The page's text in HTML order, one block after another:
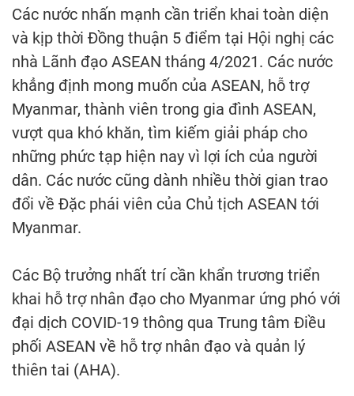
Các nước nhấn mạnh cần triển khai toàn diện
và kịp thời Đồng thuận 5 điểm tại Hội nghị các
nhà Lãnh đạo ASEAN tháng 4/2021. Các nước
khẳng định mong muốn của ASEAN, hỗ trợ
Myanmar, thành viên trong gia đình ASEAN,
vượt qua khó khăn, tìm kiếm giải pháp cho
những phức tạp hiện nay vì lợi ích của người
dân. Các nước cũng dành nhiều thời gian trao
đổi về Đặc phái viên của Chủ tịch ASEAN tới
Myanmar.
Các Bộ trưởng nhất trí cần khẩn trương triển
khai hỗ trợ nhân đạo cho Myanmar ứng phó với
đại dịch COVID-19 thông qua Trung tâm Điều
phối ASEAN về hỗ trợ nhân đạo và quản lý
thiên tai (AHA).